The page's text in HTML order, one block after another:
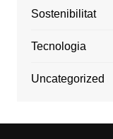
Sostenibilitat
Tecnologia
Uncategorized